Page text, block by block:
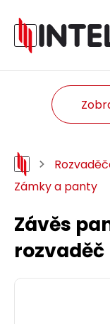
Zámky a panty
Závěs
rozvaděč